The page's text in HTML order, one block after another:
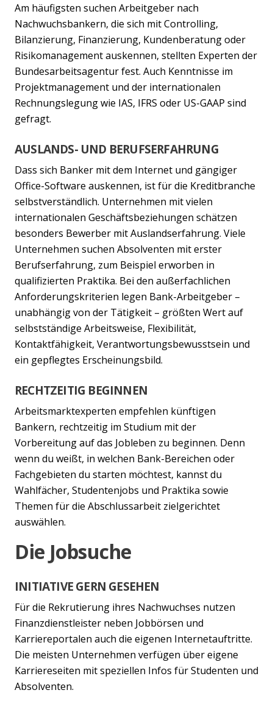
Am häufigsten suchen Arbeitgeber nach
Nachwuchsbankern, die sich mit Controlling,
Bilanzierung, Finanzierung, Kundenberatung oder
Risikomanagement auskennen, stellten Experten der
Bundesarbeitsagentur fest. Auch Kenntnisse im
Projektmanagement und der internationalen
Rechnungslegung wie IAS, IFRS oder US-GAAP sind
gefragt.
AUSLANDS- UND BERUFSERFAHRUNG
Dass sich Banker mit dem Internet und gängiger
Office-Software auskennen, ist für die Kreditbranche
selbstverständlich. Unternehmen mit vielen
internationalen Geschäftsbeziehungen schätzen
besonders Bewerber mit Auslandserfahrung. Viele
Unternehmen suchen Absolventen mit erster
Berufserfahrung, zum Beispiel erworben in
qualifizierten Praktika. Bei den außerfachlichen
Anforderungskriterien legen Bank-Arbeitgeber –
unabhängig von der Tätigkeit – größten Wert auf
selbstständige Arbeitsweise, Flexibilität,
Kontaktfähigkeit, Verantwortungsbewusstsein und
ein gepflegtes Erscheinungsbild.
RECHTZEITIG BEGINNEN
Arbeitsmarktexperten empfehlen künftigen
Bankern, rechtzeitig im Studium mit der
Vorbereitung auf das Jobleben zu beginnen. Denn
wenn du weißt, in welchen Bank-Bereichen oder
Fachgebieten du starten möchtest, kannst du
Wahlfächer, Studentenjobs und Praktika sowie
Themen für die Abschlussarbeit zielgerichtet
auswählen.
Die Jobsuche
INITIATIVE GERN GESEHEN
Für die Rekrutierung ihres Nachwuchses nutzen
Finanzdienstleister neben Jobbörsen und
Karriereportalen auch die eigenen Internetauftritte.
Die meisten Unternehmen verfügen über eigene
Karriereseiten mit speziellen Infos für Studenten und
Absolventen.